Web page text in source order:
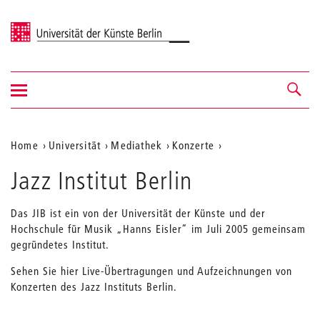
Universität der Künste Berlin
Navigation &
Suche
Navigation
ein-/ausblenden
Aktuelle
Position
auf
der
Webseite
Home Universität Mediathek Konzerte
Jazz Institut Berlin
Das JIB ist ein von der Universität der Künste und der
Hochschule für Musik „Hanns Eisler“ im Juli 2005 gemeinsam
gegründetes Institut.
Sehen Sie hier Live-Übertragungen und Aufzeichnungen von
Konzerten des Jazz Instituts Berlin.